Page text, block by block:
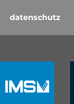
datenschutz